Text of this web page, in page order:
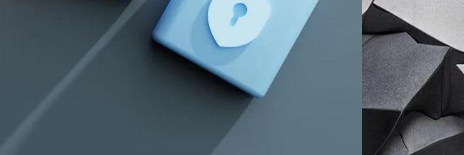
куки, сжимают данные и отправляют на серверы злоумышленников.